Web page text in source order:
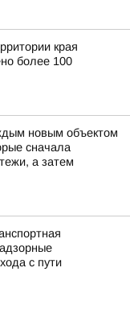
края
более 100
новым объектом
сначала
а затем
с пути